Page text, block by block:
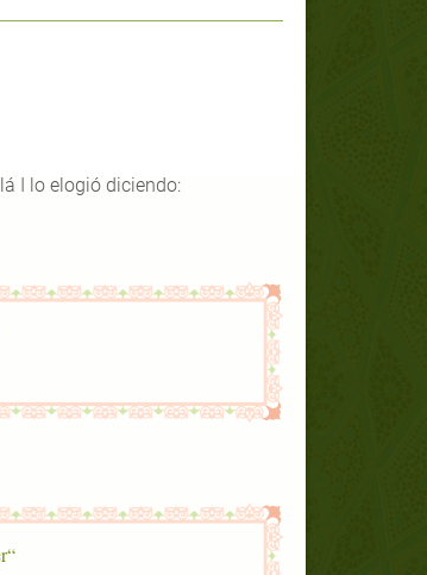
I lo elogió diciendo:
“He sido enviado para perfeccionar la nobleza del carácter”.